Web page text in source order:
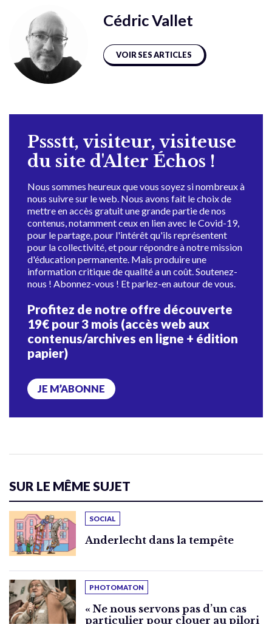
Cédric Vallet
VOIR SES ARTICLES
Pssstt, visiteur, visiteuse
du site d'Alter Échos !
Nous sommes heureux que vous soyez si nombreux à
nous suivre sur le web. Nous avons fait le choix de
mettre en accès gratuit une grande partie de nos
contenus, notamment ceux en lien avec le Covid-19,
pour le partage, pour l'intérêt qu'ils représentent
pour la collectivité, et pour répondre à notre mission
d'éducation permanente. Mais produire une
information critique de qualité a un coût. Soutenez-
nous ! Abonnez-vous ! Et parlez-en autour de vous.
Profitez de notre offre découverte
19€ pour 3 mois (accès web aux
contenus/archives en ligne + édition
papier)
JE M’ABONNE
SUR LE MÊME SUJET
SOCIAL
Anderlecht dans la tempête
PHOTOMATON
« Ne nous servons pas d’un cas
particulier pour clouer au pilori